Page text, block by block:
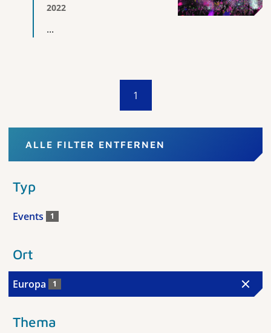
2022
...
1
ALLE FILTER ENTFERNEN
Typ
Events 1
Ort
Europa 1
Thema